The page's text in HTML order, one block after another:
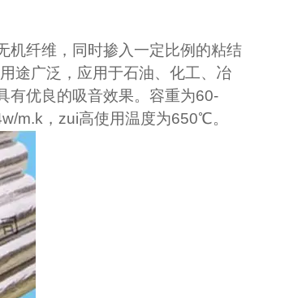
机纤维，同时掺入一定比例的粘结
途广泛，应用于石油、化工、冶
有优良的吸音效果。容重为60-
m.k ，zui高使用温度为650℃。